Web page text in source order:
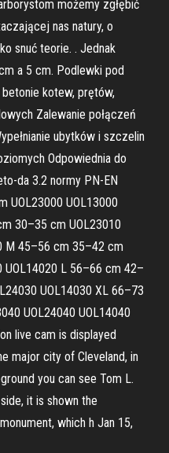
możemy zgłębić
nas natury, o
snuć teorie. . Jednak
a 5 cm. Podlewki pod
betonie kotew, prętów,
Zalewanie połączeń
ubytków i szczelin
Odpowiednia do
da 3.2 normy PN-EN
UOL23000 UOL13000
30–35 cm UOL23010
M 45–56 cm 35–42 cm
UOL14020 L 56–66 cm 42–
UOL14030 XL 66–73
UOL24040 UOL14040
live cam is displayed
major city of Cleveland, in
you can see Tom L.
it is shown the
which h Jan 15,